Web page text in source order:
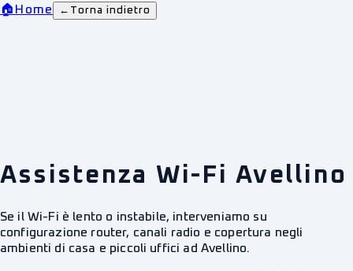
🏠 Home ← Torna indietro
Assistenza Wi-Fi Avellino
Se il Wi-Fi è lento o instabile, interveniamo su
configurazione router, canali radio e copertura negli
ambienti di casa e piccoli uffici ad Avellino.